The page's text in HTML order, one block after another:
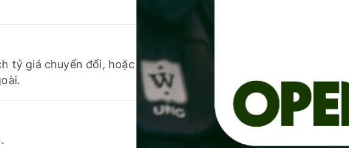
tỷ giá chuyển đổi, hoặc